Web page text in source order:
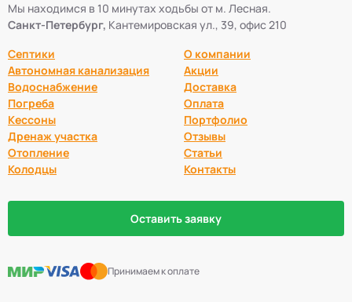
Мы находимся в 10 минутах ходьбы от м. Лесная.
Санкт-Петербург, Кантемировская ул., 39, офис 210
Септики
Автономная канализация
Водоснабжение
Погреба
Кессоны
Дренаж участка
Отопление
Колодцы
О компании
Акции
Доставка
Оплата
Портфолио
Отзывы
Статьи
Контакты
Оставить заявку
Принимаем к оплате